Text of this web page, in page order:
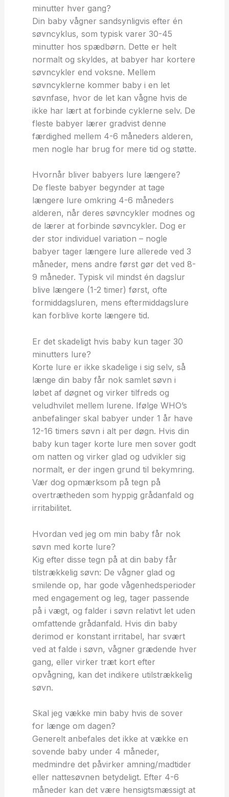
minutter hver gang?
Din baby vågner sandsynligvis efter én
søvncyklus, som typisk varer 30-45
minutter hos spædbørn. Dette er helt
normalt og skyldes, at babyer har kortere
søvncykler end voksne. Mellem
søvncyklerne kommer baby i en let
søvnfase, hvor de let kan vågne hvis de
ikke har lært at forbinde cyklerne selv. De
fleste babyer lærer gradvist denne
færdighed mellem 4-6 måneders alderen,
men nogle har brug for mere tid og støtte.
Hvornår bliver babyers lure længere?
De fleste babyer begynder at tage
længere lure omkring 4-6 måneders
alderen, når deres søvncykler modnes og
de lærer at forbinde søvncykler. Dog er
der stor individuel variation – nogle
babyer tager længere lure allerede ved 3
måneder, mens andre først gør det ved 8-
9 måneder. Typisk vil mindst én dagslur
blive længere (1-2 timer) først, ofte
formiddagsluren, mens eftermiddagslure
kan forblive korte længere tid.
Er det skadeligt hvis baby kun tager 30
minutters lure?
Korte lure er ikke skadelige i sig selv, så
længe din baby får nok samlet søvn i
løbet af døgnet og virker tilfreds og
veludhvilet mellem lurene. Ifølge WHO’s
anbefalinger skal babyer under 1 år have
12-16 timers søvn i alt per døgn. Hvis din
baby kun tager korte lure men sover godt
om natten og virker glad og udvikler sig
normalt, er der ingen grund til bekymring.
Vær dog opmærksom på tegn på
overtrætheden som hyppig grådanfald og
irritabilitet.
Hvordan ved jeg om min baby får nok
søvn med korte lure?
Kig efter disse tegn på at din baby får
tilstrækkelig søvn: De vågner glad og
smilende op, har gode vågenhedsperioder
med engagement og leg, tager passende
på i vægt, og falder i søvn relativt let uden
omfattende grådanfald. Hvis din baby
derimod er konstant irritabel, har svært
ved at falde i søvn, vågner grædende hver
gang, eller virker træt kort efter
opvågning, kan det indikere utilstrækkelig
søvn.
Skal jeg vække min baby hvis de sover
for længe om dagen?
Generelt anbefales det ikke at vække en
sovende baby under 4 måneder,
medmindre det påvirker amning/madtider
eller nattesøvnen betydeligt. Efter 4-6
måneder kan det være hensigtsmæssigt at